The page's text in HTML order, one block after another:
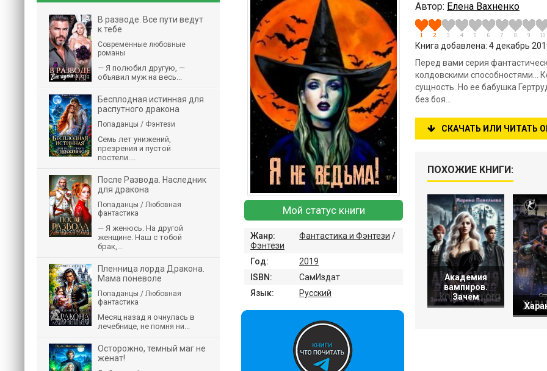
Автор: Елена Вахненко
Книга добавлена: 4 декабрь
Перед вами серия
колдовскими способностями…
сущность. Но ее бабушка
без боя…
СКАЧАТЬ ИЛИ ЧИТАТЬ
ПОХОЖИЕ КНИГИ:
Академия
вампиров.
Зачем
Мой статус книги
Жанр: Фантастика и Фэнтези /
Фэнтези
Год:
2019
ISBN:
СамИздат
Язык:
Русский
В разводе. Все пути ведут
к тебе
Современные любовные
романы
— Я полюбил другую, —
объявил муж на весь...
Бесплодная истинная для
распутного дракона
Попаданцы / Фэнтези
Семь лет унижений,
презрения и пустой
постели....
После Развода. Наследник
для дракона
Попаданцы / Любовная
фантастика
— Я женюсь. На другой
женщине. Наш с тобой
брак,...
Пленница лорда Дракона.
Мама поневоле
Попаданцы / Любовная
фантастика
Месяц назад я очнулась в
лечебнице, не помня ни...
Осторожно, темный маг не
женат!